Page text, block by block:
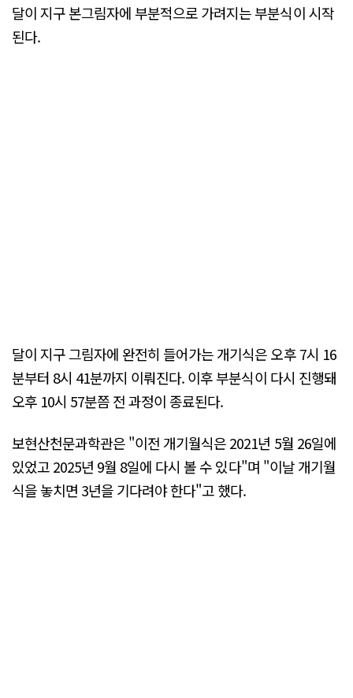
달이 지구 본그림자에 부분적으로 가려지는 부분식이 시작
된다.
달이 지구 그림자에 완전히 들어가는 개기식은 오후 7시 16
분부터 8시 41분까지 이뤄진다. 이후 부분식이 다시 진행돼
오후 10시 57분쯤 전 과정이 종료된다.
보현산천문과학관은 "이전 개기월식은 2021년 5월 26일에
있었고 2025년 9월 8일에 다시 볼 수 있다"며 "이날 개기월
식을 놓치면 3년을 기다려야 한다"고 했다.